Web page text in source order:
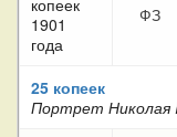
1901
года
ФЗ
25 копеек
Портрет Николая